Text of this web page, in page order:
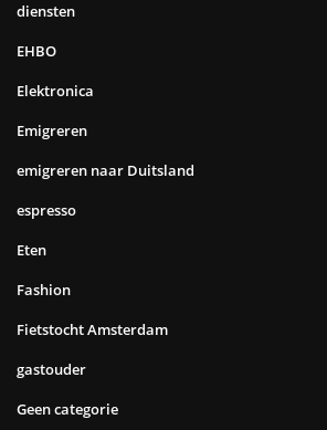
diensten
EHBO
Elektronica
Emigreren
emigreren naar Duitsland
espresso
Eten
Fashion
Fietstocht Amsterdam
gastouder
Geen categorie